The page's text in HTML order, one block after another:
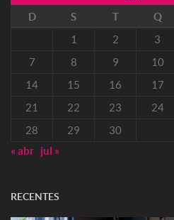
D
S T Q
1
2 3
7
8 9 10
14
15 16 17
21
22 23 24
28
29
30
« abr jul »
RECENTES